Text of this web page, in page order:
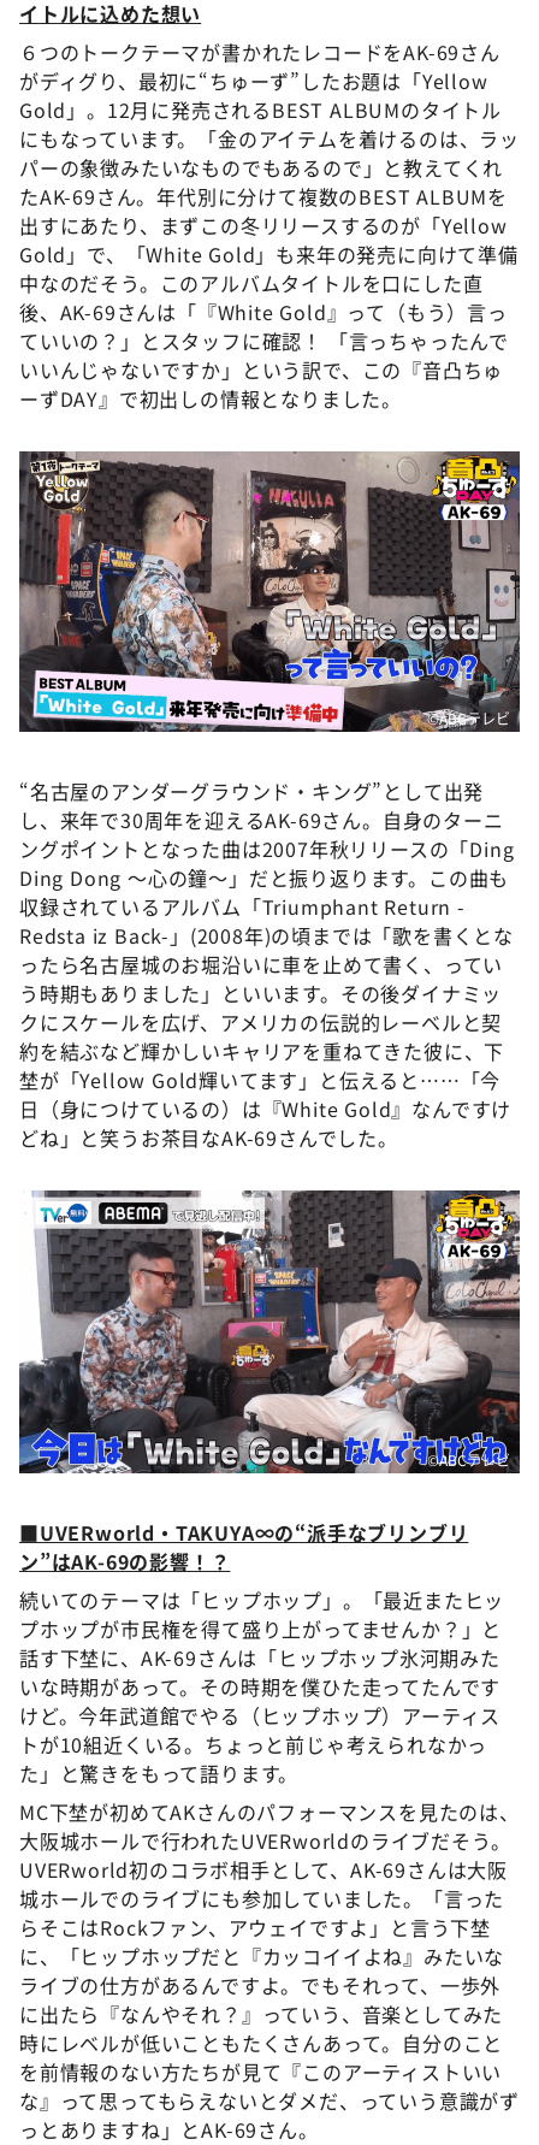
イトルに込めた想い
６つのトークテーマが書かれたレコードをAK-69さん
がディグり、最初に“ちゅーず”したお題は「Yellow
Gold」。12月に発売されるBEST ALBUMのタイトル
にもなっています。「金のアイテムを着けるのは、ラッ
パーの象徴みたいなものでもあるので」と教えてくれ
たAK-69さん。年代別に分けて複数のBEST ALBUMを
出すにあたり、まずこの冬リリースするのが「Yellow
Gold」で、「White Gold」も来年の発売に向けて準備
中なのだそう。このアルバムタイトルを口にした直
後、AK-69さんは「『White Gold』って（もう）言っ
ていいの？」とスタッフに確認！ 「言っちゃったんで
いいんじゃないですか」という訳で、この『音凸ちゅ
ーずDAY』で初出しの情報となりました。
©ABCテレビ
“名古屋のアンダーグラウンド・キング”として出発
し、来年で30周年を迎えるAK-69さん。自身のターニ
ングポイントとなった曲は2007年秋リリースの「Ding
Ding Dong ～心の鐘～」だと振り返ります。この曲も
収録されているアルバム「Triumphant Return -
Redsta iz Back-」(2008年)の頃までは「歌を書くとな
ったら名古屋城のお堀沿いに車を止めて書く、ってい
う時期もありました」といいます。その後ダイナミッ
クにスケールを広げ、アメリカの伝説的レーベルと契
約を結ぶなど輝かしいキャリアを重ねてきた彼に、下
埜が「Yellow Gold輝いてます」と伝えると……「今
日（身につけているの）は『White Gold』なんですけ
どね」と笑うお茶目なAK-69さんでした。
©ABCテレビ
■UVERworld・TAKUYA∞の“派手なブリンブリ
ン”はAK-69の影響！？
続いてのテーマは「ヒップホップ」。「最近またヒッ
プホップが市民権を得て盛り上がってませんか？」と
話す下埜に、AK-69さんは「ヒップホップ氷河期みた
いな時期があって。その時期を僕ひた走ってたんです
けど。今年武道館でやる（ヒップホップ）アーティス
トが10組近くいる。ちょっと前じゃ考えられなかっ
た」と驚きをもって語ります。
MC下埜が初めてAKさんのパフォーマンスを見たのは、
大阪城ホールで行われたUVERworldのライブだそう。
UVERworld初のコラボ相手として、AK-69さんは大阪
城ホールでのライブにも参加していました。「言った
らそこはRockファン、アウェイですよ」と言う下埜
に、「ヒップホップだと『カッコイイよね』みたいな
ライブの仕方があるんですよ。でもそれって、一歩外
に出たら『なんやそれ？』っていう、音楽としてみた
時にレベルが低いこともたくさんあって。自分のこと
を前情報のない方たちが見て『このアーティストいい
な』って思ってもらえないとダメだ、っていう意識がず
っとありますね」とAK-69さん。